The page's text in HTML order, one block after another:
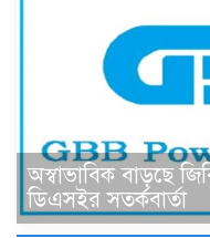
অস্বাভাবিক বাড়ছে
ডিএসইর সতর্কবার্তা